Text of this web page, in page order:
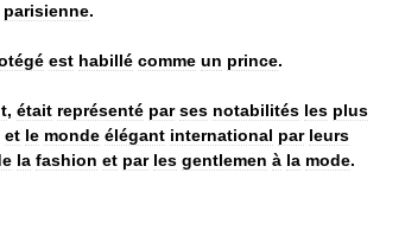
parisienne.
est habillé comme un prince.
, était représenté par ses notabilités les plus
et le monde élégant international par leurs
la fashion et par les gentlemen à la mode.